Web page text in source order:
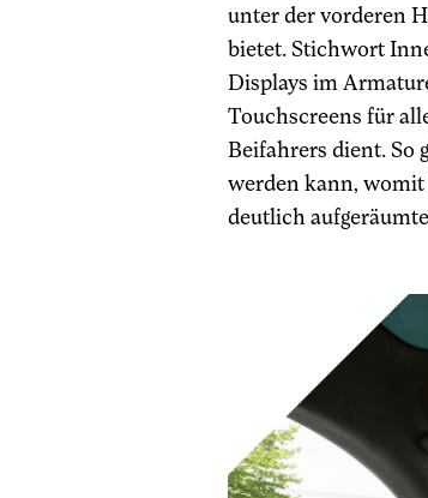
unter der vorderen
bietet. Stichwort
Displays im
Touchscreens für
Beifahrers dient. So
werden kann, womit
deutlich